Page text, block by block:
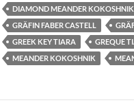
DIAMOND MEANDER KOKOSHNIK
GRÄFIN FABER CASTELL
GREEK KEY TIARA
GREQUE
MEANDER KOKOSHNIK